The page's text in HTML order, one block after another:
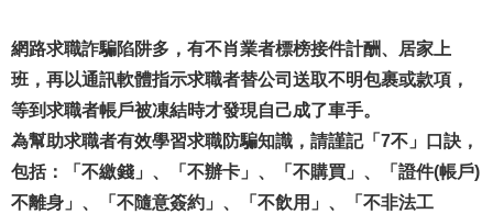
網路求職詐騙陷阱多，有不肖業者標榜接件計酬、居家上
班，再以通訊軟體指示求職者替公司送取不明包裹或款項，
等到求職者帳戶被凍結時才發現自己成了車手。
為幫助求職者有效學習求職防騙知識，請謹記「7不」口訣，
包括：「不繳錢」、「不辦卡」、「不購買」、「證件(帳戶)
不離身」、「不隨意簽約」、「不飲用」、「不非法工